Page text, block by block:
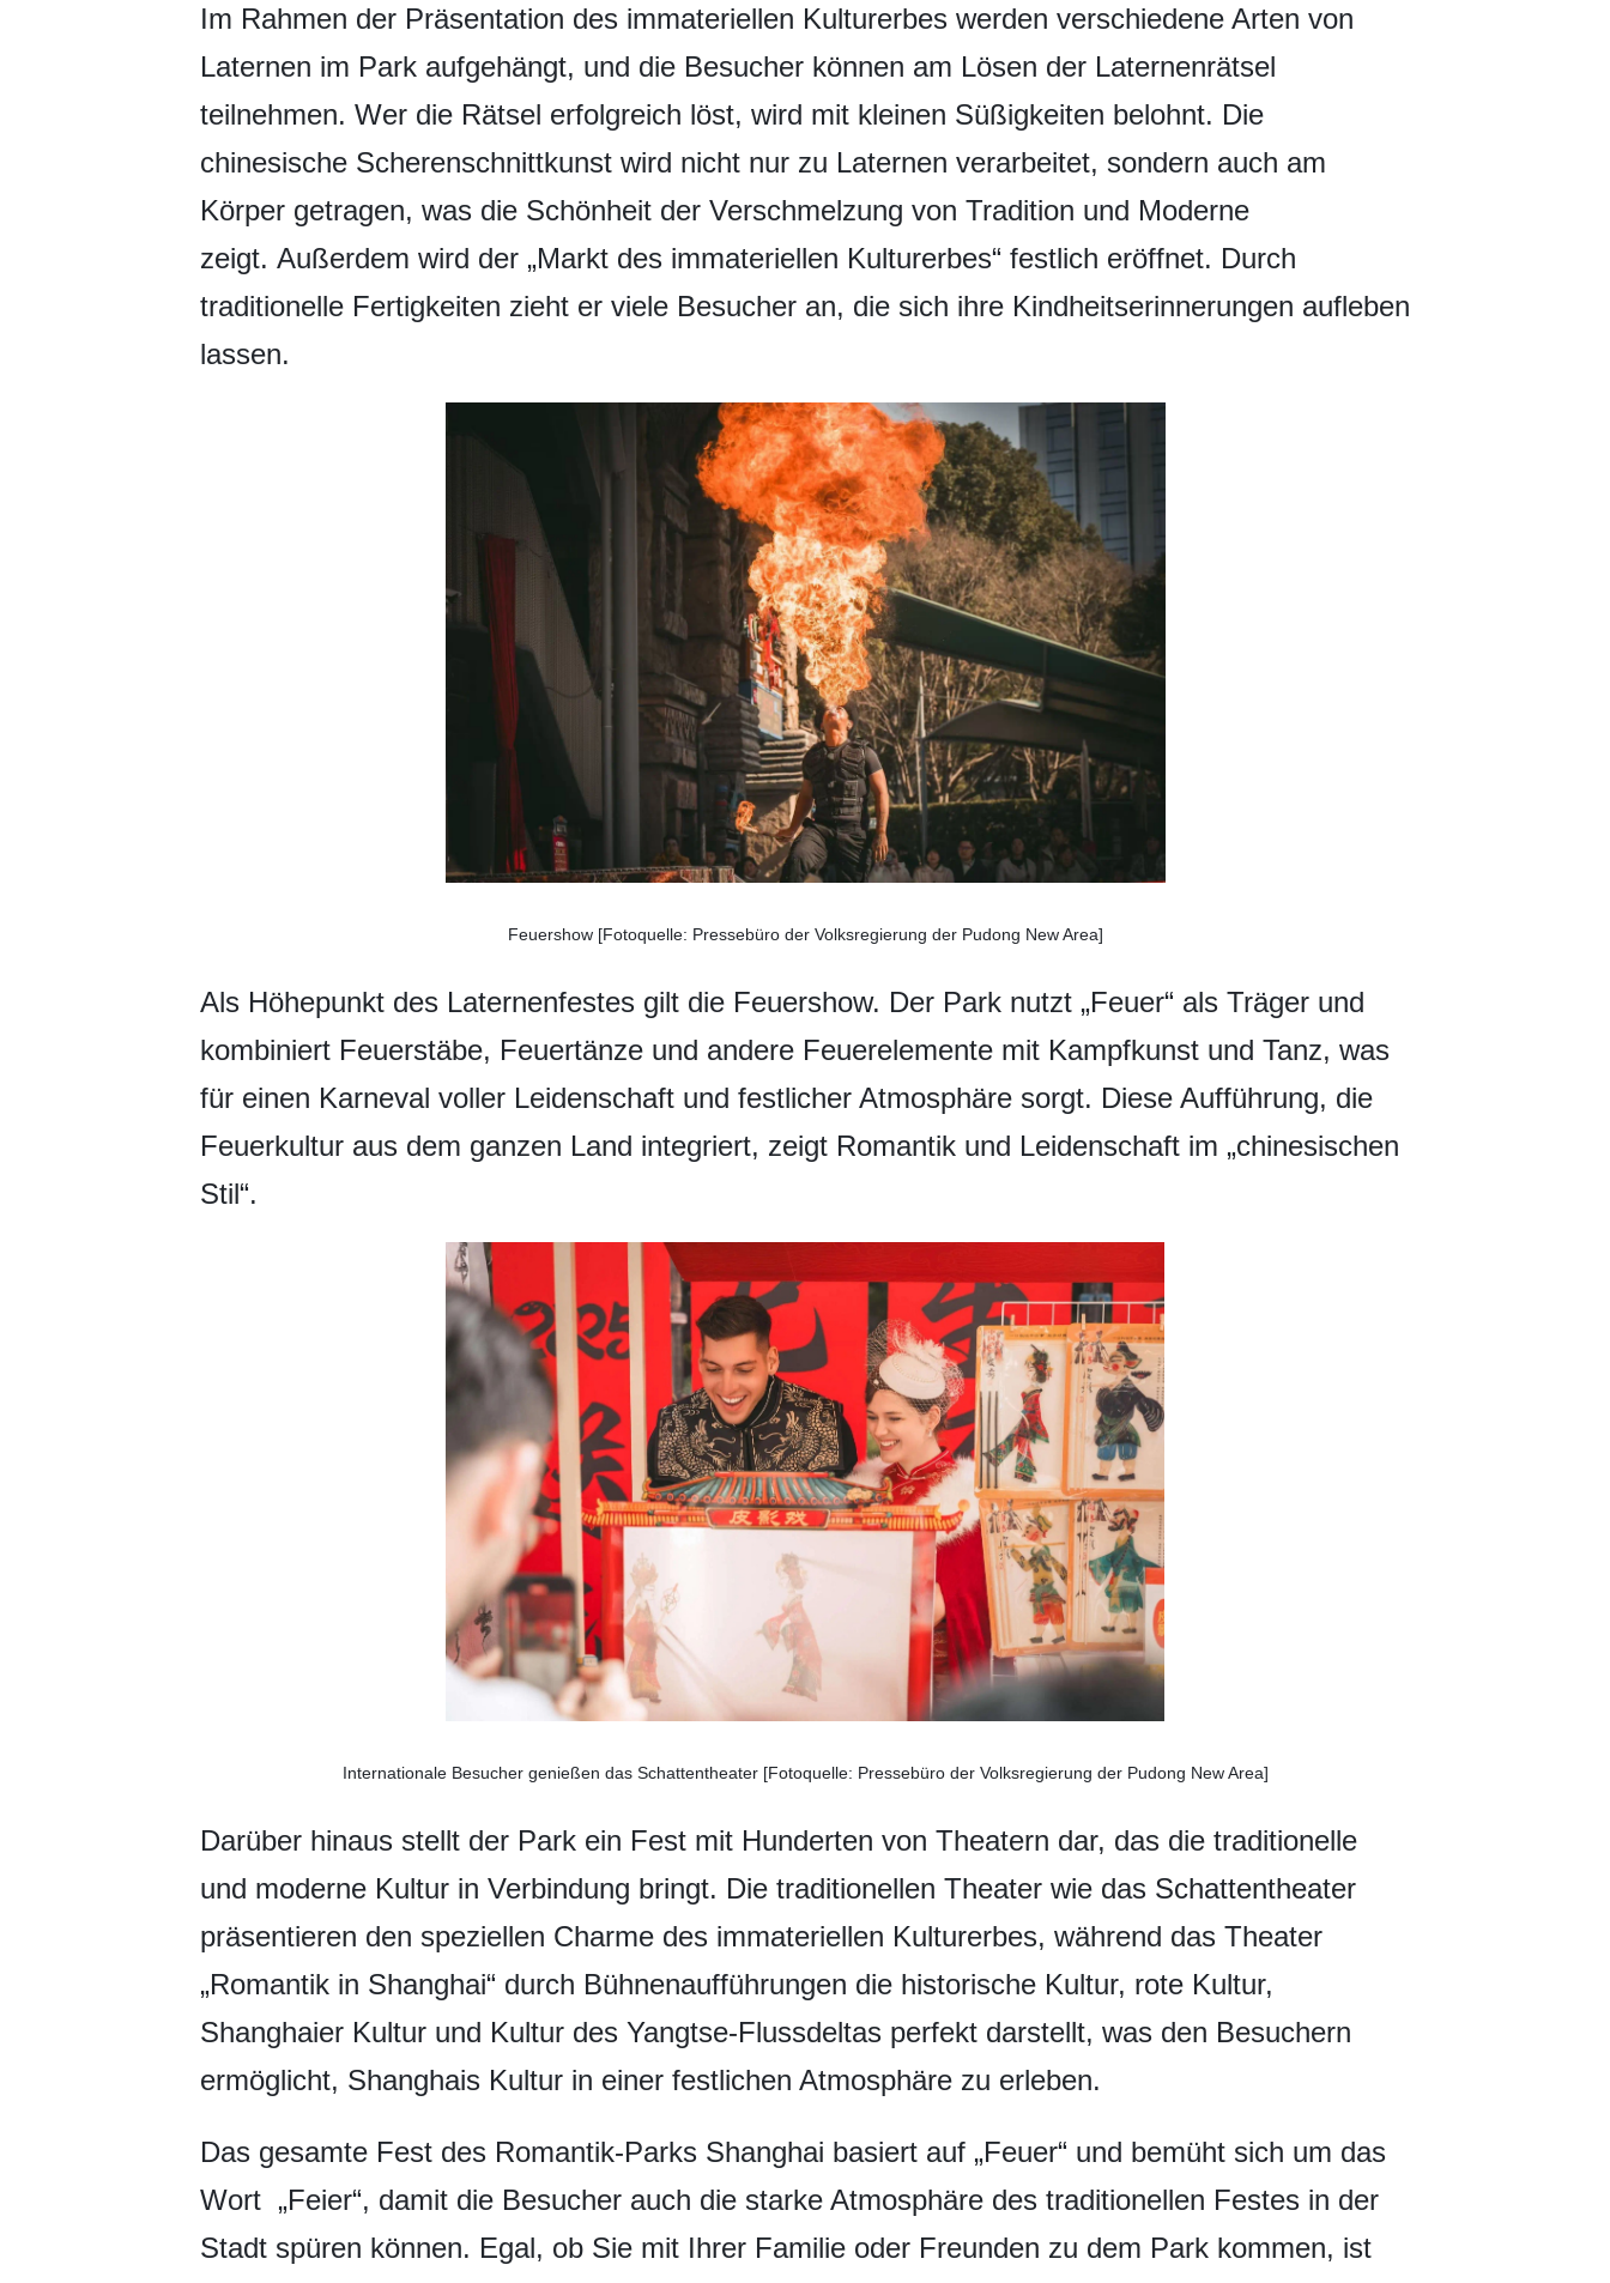
Im Rahmen der Präsentation des immateriellen Kulturerbes werden verschiedene Arten von
Laternen im Park aufgehängt, und die Besucher können am Lösen der Laternenrätsel
teilnehmen. Wer die Rätsel erfolgreich löst, wird mit kleinen Süßigkeiten belohnt. Die
chinesische Scherenschnittkunst wird nicht nur zu Laternen verarbeitet, sondern auch am
Körper getragen, was die Schönheit der Verschmelzung von Tradition und Moderne
zeigt. Außerdem wird der „Markt des immateriellen Kulturerbes“ festlich eröffnet. Durch
traditionelle Fertigkeiten zieht er viele Besucher an, die sich ihre Kindheitserinnerungen aufleben
lassen.
Feuershow [Fotoquelle: Pressebüro der Volksregierung der Pudong New Area]
Als Höhepunkt des Laternenfestes gilt die Feuershow. Der Park nutzt „Feuer“ als Träger und
kombiniert Feuerstäbe, Feuertänze und andere Feuerelemente mit Kampfkunst und Tanz, was
für einen Karneval voller Leidenschaft und festlicher Atmosphäre sorgt. Diese Aufführung, die
Feuerkultur aus dem ganzen Land integriert, zeigt Romantik und Leidenschaft im „chinesischen
Stil“.
Internationale Besucher genießen das Schattentheater [Fotoquelle: Pressebüro der Volksregierung der Pudong New Area]
Darüber hinaus stellt der Park ein Fest mit Hunderten von Theatern dar, das die traditionelle
und moderne Kultur in Verbindung bringt. Die traditionellen Theater wie das Schattentheater
präsentieren den speziellen Charme des immateriellen Kulturerbes, während das Theater
„Romantik in Shanghai“ durch Bühnenaufführungen die historische Kultur, rote Kultur,
Shanghaier Kultur und Kultur des Yangtse-Flussdeltas perfekt darstellt, was den Besuchern
ermöglicht, Shanghais Kultur in einer festlichen Atmosphäre zu erleben.
Das gesamte Fest des Romantik-Parks Shanghai basiert auf „Feuer“ und bemüht sich um das
Wort „Feier“, damit die Besucher auch die starke Atmosphäre des traditionellen Festes in der
Stadt spüren können. Egal, ob Sie mit Ihrer Familie oder Freunden zu dem Park kommen, ist